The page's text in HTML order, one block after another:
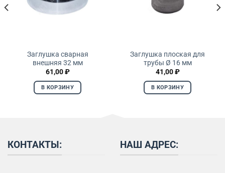
Заглушка сварная
внешняя 32 мм
61,00₽
В КОРЗИНУ
Заглушка плоская для
трубы Ø 16 мм
41,00₽
В КОРЗИНУ
КОНТАКТЫ: НАШ АДРЕС: